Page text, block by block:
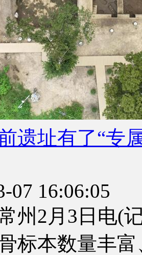
遗址有了“专
07 16:06:05
州2月3日电(
标本数量丰